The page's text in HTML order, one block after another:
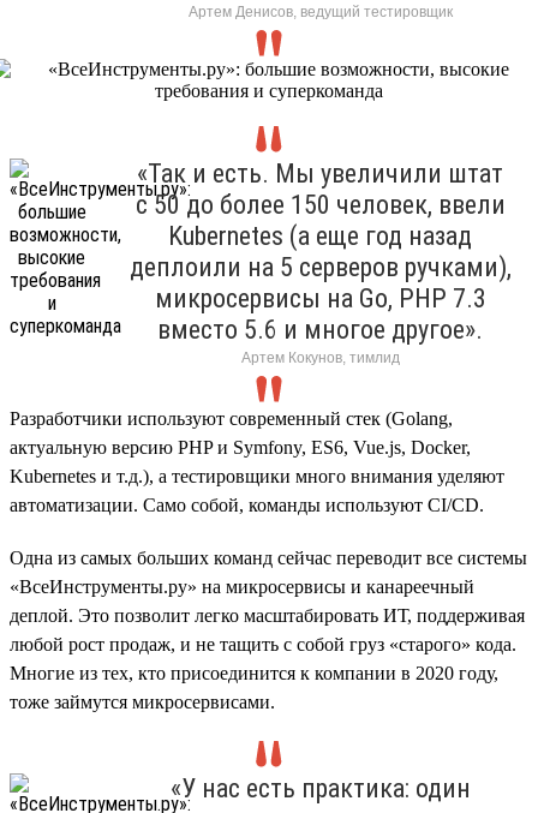
Артем Денисов, ведущий тестировщик
«Так и есть. Мы увеличили штат
с 50 до более 150 человек, ввели
Kubernetes (а еще год назад
деплоили на 5 серверов ручками),
микросервисы на Go, PHP 7.3
вместо 5.6 и многое другое».
Артем Кокунов, тимлид
Разработчики используют современный стек (Golang,
актуальную версию PHP и Symfony, ES6, Vue.js, Docker,
Kubernetes и т.д.), а тестировщики много внимания уделяют
автоматизации. Само собой, команды используют CI/CD.
Одна из самых больших команд сейчас переводит все системы
«ВсеИнструменты.ру» на микросервисы и канареечный
деплой. Это позволит легко масштабировать ИТ, поддерживая
любой рост продаж, и не тащить с собой груз «старого» кода.
Многие из тех, кто присоединится к компании в 2020 году,
тоже займутся микросервисами.
«У нас есть практика: один